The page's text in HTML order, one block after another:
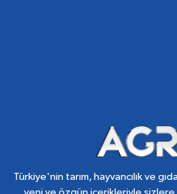
Türkiye'nin tarım, hayvancılık ve